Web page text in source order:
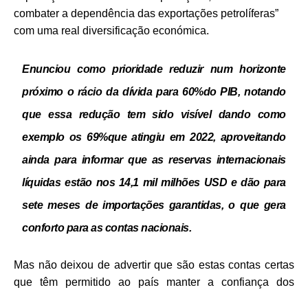
combater a dependência das exportações petrolíferas”
com uma real diversificação económica.
Enunciou como prioridade reduzir num horizonte
próximo o rácio da dívida para 60%do PIB, notando
que essa redução tem sido visível dando como
exemplo os 69%que atingiu em 2022, aproveitando
ainda para informar que as reservas internacionais
líquidas estão nos 14,1 mil milhões USD e dão para
sete meses de importações garantidas, o que gera
conforto para as contas nacionais.
Mas não deixou de advertir que são estas contas certas
que têm permitido ao país manter a confiança dos